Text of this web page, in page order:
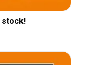
stock!